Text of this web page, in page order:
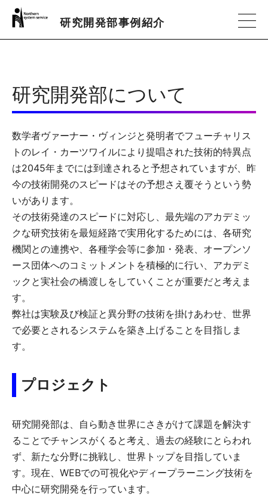
研究開発部事例紹介
研究開発部について
数学者ヴァーナー・ヴィンジと発明者でフューチャリス
トのレイ・カーツワイルにより提唱された技術的特異点
は2045年までには到達されると予想されていますが、昨
今の技術開発のスピードはその予想さえ覆そうという勢
いがあります。
その技術発達のスピードに対応し、最先端のアカデミッ
クな研究技術を最短経路で実用化するためには、各研究
機関との連携や、各種学会等に参加・発表、オープンソ
ース団体へのコミットメントを積極的に行い、アカデミ
ックと実社会の橋渡しをしていくことが重要だと考えま
す。
弊社は実験及び検証と異分野の技術を掛けあわせ、世界
で必要とされるシステムを築き上げることを目指しま
す。
プロジェクト
研究開発部は、自ら動き世界にさきがけて課題を解決す
ることでチャンスがくると考え、過去の経験にとらわれ
ず、新たな分野に挑戦し、世界トップを目指していま
す。現在、WEBでの可視化やディープラーニング技術を
中心に研究開発を行っています。